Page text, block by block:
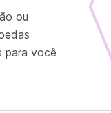
ou
para você